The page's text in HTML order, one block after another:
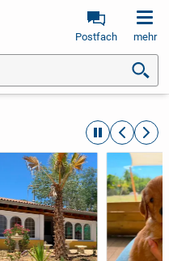
Postfach mehr
automatische